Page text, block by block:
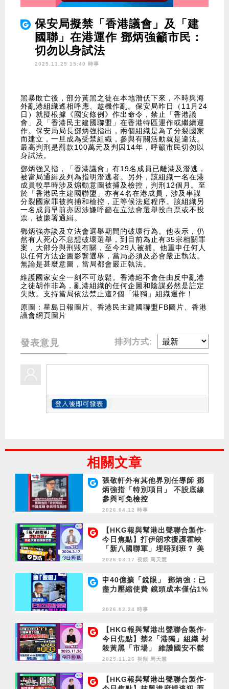
保安局擬禁「香港議會」及「建
國聯」在港運作 鄧炳強籲市民：
切勿以身試法
2025.11.25 15:40 時事
黑暴敗亡後，部分黃黑之徒在本地潛伏下來，不時與海
外亂港組織遙相呼應、趁機作亂。保安局昨日（11月24
日）就擬根據《國安條例》作出命令，禁止「香港議
會」及「香港民主建國聯盟」在香港特區運作或繼續運
作。保安局局長鄧炳強指出，兩個組織是為了分裂國家
而建立，一旦成為受禁組織，參與有關活動就是違法。
最高判刑是罰款100萬元及判囚14年，呼籲市民切勿以
身試法。
鄧炳強又指，「香港議會」有19名成員已離港及潛逃，
被當局通緝及列為指明潛逃者。另外，該組織一名在港
成員較早時涉及煽動意圖被捕及檢控，判刑12個月。至
於「香港民主建國聯盟」亦有4名在港成員，涉及串謀
分裂國家罪被拘捕和檢控，正等候法庭程序。該組織另
一名成員早前亦因涉嫌呼籲在立法會選舉投白票或不投
票，被廉署通緝。
鄧炳強亦談及立法會選舉期間的破壞行為。他表示，仍
然有人死心不息想破壞選舉，到目前為止有35宗相關罪
案，大部分與刑毀有關，至今29人被捕。他重申任何人
以任何方法企圖影響選舉，當局必須及必會嚴正執法。
無論是甚麼意圖，當局都會嚴正執法。
維護國家安全一刻不可放鬆。香港絕不會任由反中亂港
之徒胡作非為，亂港組織的任何企圖和陰謀必然是註定
失敗。支持當局依法禁止這2個「港獨」組織運作！
原圖：星島日報圖片、香港民主建國聯盟FB圖片、香港
議會網頁圖片
發表意見 排列方式:
相關文章
張敬軒外有其他界別任導師 鄧
炳強指「特別項目」 不設底線
參與可免檢控
2026.04.12 時事
【HKG報與幫港出聲聯合製作‧
今日焦點】打伊朗求援護霍峽
「新八國聯軍」埋唔到班？ 美
國大難臨頭犯眾憎 涉黑暴未被
防
2026.03.17 視頻 周天慧
申40億擴「銳眼」 鄧炳強：已
盡力壓縮使費 鏡頭成本僅佔1%
2026.02.24 時事
【HKG報與幫港出聲聯合製作‧
今日焦點】禁2「港獨」組織 封
殺黃黑「市場」 維護國安不鬆
懈！BNOer抗永居加辣 12.6大
隊月曆 開始喇！
2025.11.26 視頻 周天慧
【HKG報與幫港出聲聯合製作‧